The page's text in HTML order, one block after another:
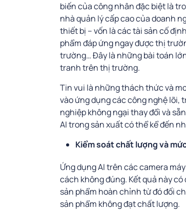
biến của công nhân đặc biệt là
nhà quản lý cấp cao của doanh
thiết bị – vốn là các tài sản cố
phẩm đáp ứng ngay được thị
trường… Đây là những bài toán
tranh trên thị trường.
Tin vui là những thách thức và
vào ứng dụng các công nghệ lõi,
nghiệp không ngại thay đổi và
AI trong sản xuất có thể kể đến
Kiểm soát chất lượng và
Ứng dụng AI trên các camera
cách không đúng. Kết quả này
sản phẩm hoàn chỉnh từ đó đối
sản phẩm không đạt chất lượng.